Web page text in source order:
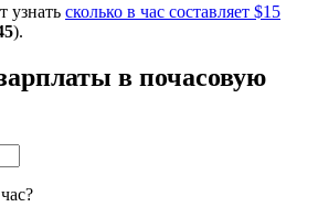
узнать сколько в час составляет $15
).
в почасовую